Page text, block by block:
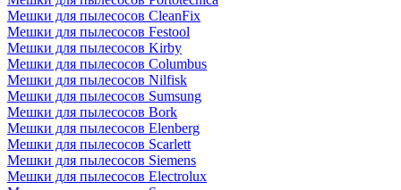
Мешки для пылесосов CleanFix
Мешки для пылесосов Festool
Мешки для пылесосов Kirby
Мешки для пылесосов Columbus
Мешки для пылесосов Nilfisk
Мешки для пылесосов Sumsung
Мешки для пылесосов Bork
Мешки для пылесосов Elenberg
Мешки для пылесосов Scarlett
Мешки для пылесосов Siemens
Мешки для пылесосов Electrolux